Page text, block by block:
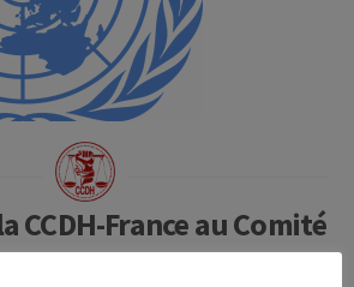
CCDH-France au Comité
l’Enfant de l’ONU